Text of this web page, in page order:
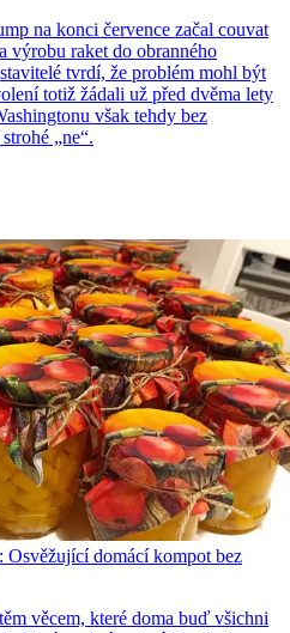
na konci července začal couvat
výrobu raket do obranného
tvrdí, že problém mohl být
totiž žádali už před dvěma lety
však tehdy bez
„ne“.
Osvěžující domácí kompot bez
věcem, které doma buď všichni